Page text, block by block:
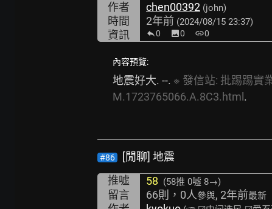
作者 chen00392 (john)
時間 2年前 (2024/08/15 23:37)
資訊 0 image0 link0
內容預覽:
地震好大. --. ※ 發信站: 批踢踢實
M.1723765066.A.8C3.html .
#86
[閒聊] 地震
推噓
58 (58推 0噓 8→)
留言 66則，0人參與, 2年前最新